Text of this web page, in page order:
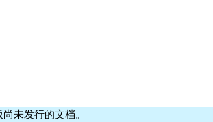
未发行的文档。